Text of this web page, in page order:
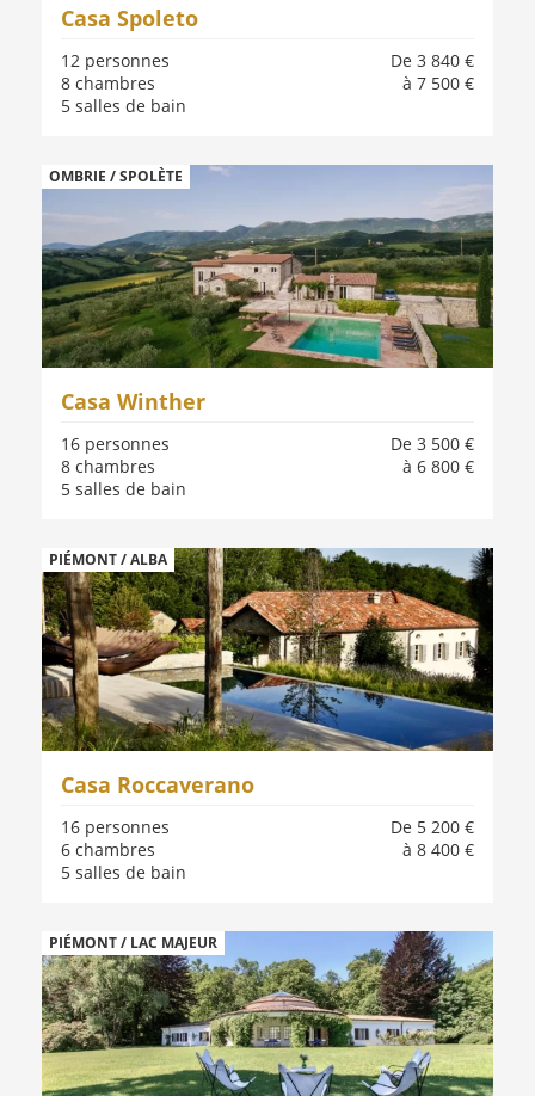
Casa Spoleto
De 3 840 €
à 7 500 €
12 personnes
8 chambres
5 salles de bain
OMBRIE / SPOLÈTE
Casa Winther
De 3 500 €
à 6 800 €
16 personnes
8 chambres
5 salles de bain
PIÉMONT / ALBA
Casa Roccaverano
De 5 200 €
à 8 400 €
16 personnes
6 chambres
5 salles de bain
PIÉMONT / LAC MAJEUR